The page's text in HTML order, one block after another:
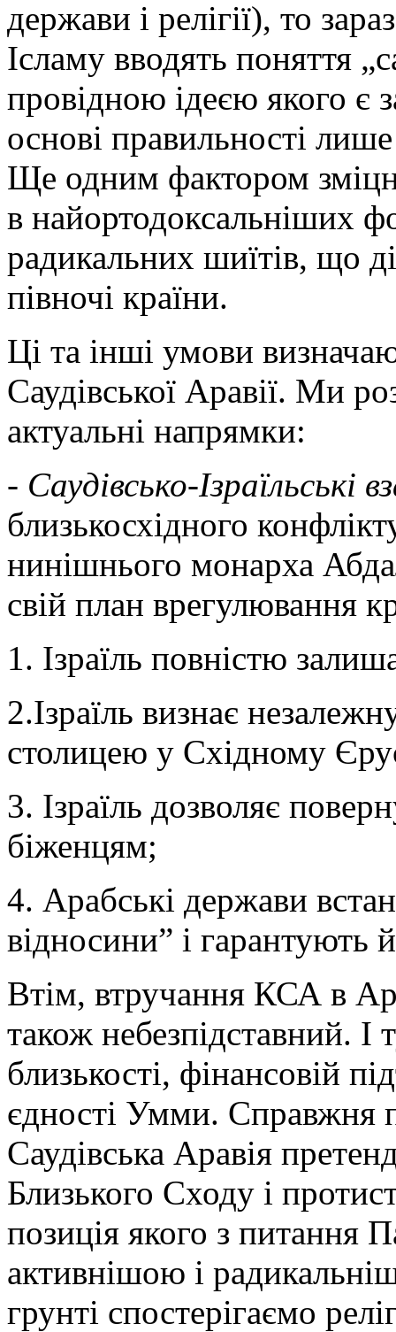
держави і релігії), то
Ісламу вводять поняття
провідною ідеєю якого є
основі правильності
Ще одним фактором
в найортодоксальніших
радикальних шиїтів, що
півночі країни.
Ці та інші умови
Саудівської Аравії. Ми
актуальні напрямки:
- Саудівсько-Ізраїльські
близькосхідного
нинішнього монарха
свій план врегулювання
1. Ізраїль повністю
2.Ізраїль визнає
столицею у Східному
3. Ізраїль дозволяє
біженцям;
4. Арабські держави
відносини” і гарантують
Втім, втручання КСА в
також небезпідставний. І
близькості, фінансовій
єдності Умми. Справжня
Саудівська Аравія
Близького Сходу і
позиція якого з питання
активнішою і
грунті спостерігаємо